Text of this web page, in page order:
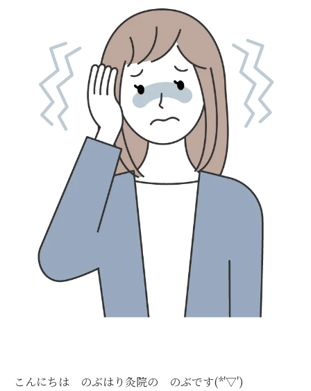
こんにちは のぶはり灸院の のぶです(*'▽')